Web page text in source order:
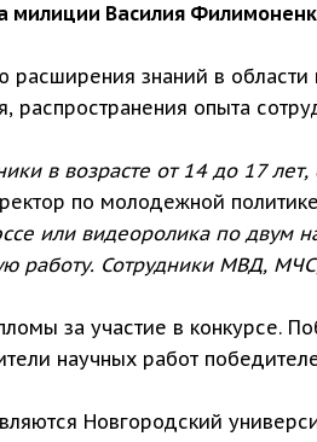
милиции Василия
расширения знаний в
опыта
в возрасте от 14 до 17
по молодежной
или видеоролика по двум
работу. Сотрудники МВД,
за участие в конкурсе.
научных работ
Новгородский